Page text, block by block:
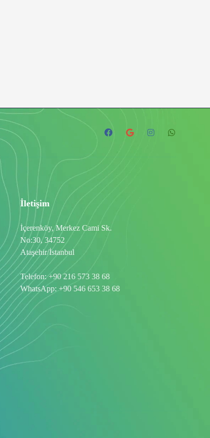
İletişim
İçerenköy, Merkez Cami Sk.
No:30, 34752
Ataşehir/İstanbul
Telefon:+90 216 573 38 68
WhatsApp:+90 546 653 38 68